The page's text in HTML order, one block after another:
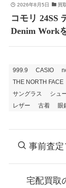
2026年8月5日 買
コモリ 24SS
Denim Work
999.9 CASIO
THE NORTH FACE
サングラス
シュ
レザー
古着 眼
事前査定
宅配買取